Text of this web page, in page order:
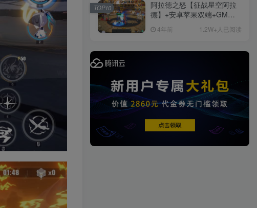
阿拉德之怒【征战星空阿拉
德】+安卓苹果双端+GM授
+详细教程
4年前 1.2W+人已阅读
TOP10